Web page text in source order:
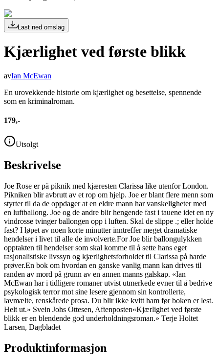
Last ned omslag
Kjærlighet ved første blikk
avIan McEwan
En urovekkende historie om kjærlighet og besettelse, spennende
som en kriminalroman.
179,-
Utsolgt
Beskrivelse
Joe Rose er på piknik med kjæresten Clarissa like utenfor London.
Pikniken blir avbrutt av et rop om hjelp. Joe er blant flere menn som
styrter til da de oppdager at en eldre mann har vanskeligheter med
en luftballong. Joe og de andre blir hengende fast i tauene idet en ny
vindrosse tvinger ballongen opp i luften. Skal de slippe .; eller holde
fast? I løpet av noen korte minutter inntreffer meget dramatiske
hendelser i livet til alle de involverte.For Joe blir ballongulykken
opptakten til hendelser som skal komme til å sette hans eget
rasjonalistiske livssyn og kjærlighetsforholdet til Clarissa på harde
prøver.En bok om hvordan en ganske vanlig mann kan drives til
randen av mord på grunn av en annen manns galskap. «Ian
McEwan har i tidligere romaner utvist utmerkede evner til å bedrive
psykologisk terror mot sine lesere gjennom sin kontrollerte,
lavmælte, renskårede prosa. Du blir ikke kvitt ham før boken er lest.
Helt ut.» Svein Johs Ottesen, Aftenposten«Kjærlighet ved første
blikk er en blendende god underholdningsroman.» Terje Holtet
Larsen, Dagbladet
Produktinformasjon